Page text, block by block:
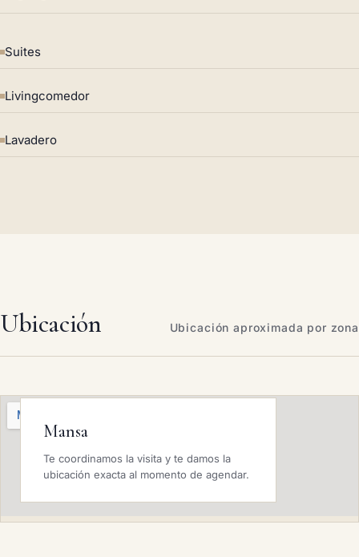
Suites
Livingcomedor
Lavadero
Ubicación Ubicación aproximada por zona
Mansa
Te coordinamos la visita y te damos la
ubicación exacta al momento de agendar.